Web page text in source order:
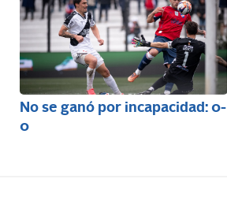
No se ganó por incapacidad: 0-
0